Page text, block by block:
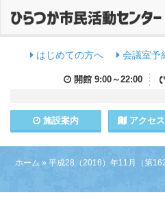
はじめての方へ 会議室予
開館 9:00～22:00
施設案内 アクセス
ホーム » 平成28（2016）年11月（第162